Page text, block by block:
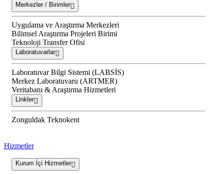
Merkezler / Birimler
Uygulama ve Araştırma Merkezleri
Bilimsel Araştırma Projeleri Birimi
Teknoloji Transfer Ofisi
Laboratuvarlar
Laboratuvar Bilgi Sistemi (LABSİS)
Merkez Laboratuvaru (ARTMER)
Veritabanı & Araştırma Hizmetleri
Linkler
Zonguldak Teknokent
Hizmetler
Kurum İçi Hizmetler